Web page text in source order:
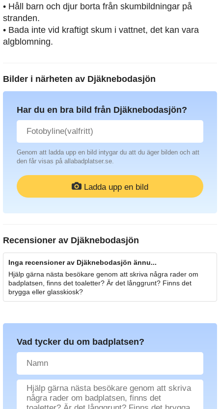
• Håll barn och djur borta från skumbildningar på
stranden.
• Bada inte vid kraftigt skum i vattnet, det kan vara
algblomning.
Bilder i närheten av Djäknebodasjön
Har du en bra bild från Djäknebodasjön?
Genom att ladda upp en bild intygar du att du äger bilden och att
den får visas på allabadplatser.se.
Ladda upp en bild
Recensioner av Djäknebodasjön
Inga recensioner av Djäknebodasjön ännu...
Hjälp gärna nästa besökare genom att skriva några rader om
badplatsen, finns det toaletter? Är det långgrunt? Finns det
brygga eller glasskiosk?
Vad tycker du om badplatsen?